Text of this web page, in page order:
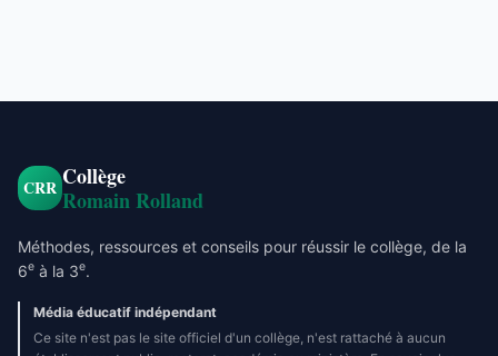
CRR Collège
Romain Rolland
Méthodes, ressources et conseils pour réussir le collège, de la
6e à la 3e.
Média éducatif indépendant
Ce site n'est pas le site officiel d'un collège, n'est rattaché à aucun